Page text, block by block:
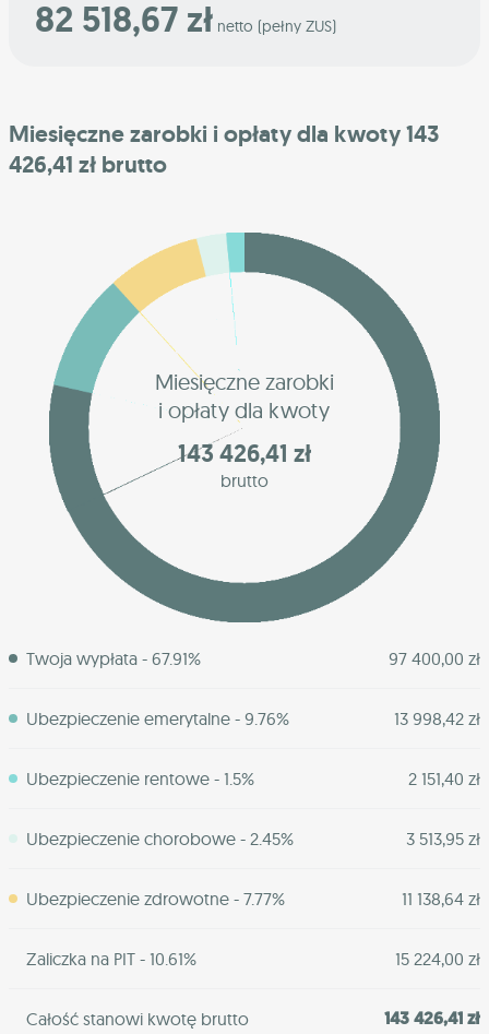
82 518,67 zł netto (pełny ZUS)
Miesięczne zarobki i opłaty dla kwoty 143
426,41 zł brutto
Miesięczne zarobki
i opłaty dla kwoty
143 426,41 zł
brutto
Twoja wypłata - 67.91% 97 400,00 zł
Ubezpieczenie emerytalne - 9.76% 13 998,42 zł
Ubezpieczenie rentowe - 1.5% 2 151,40 zł
Ubezpieczenie chorobowe - 2.45% 3 513,95 zł
Ubezpieczenie zdrowotne - 7.77% 11 138,64 zł
Zaliczka na PIT - 10.61% 15 224,00 zł
Całość stanowi kwotę brutto 143 426,41 zł